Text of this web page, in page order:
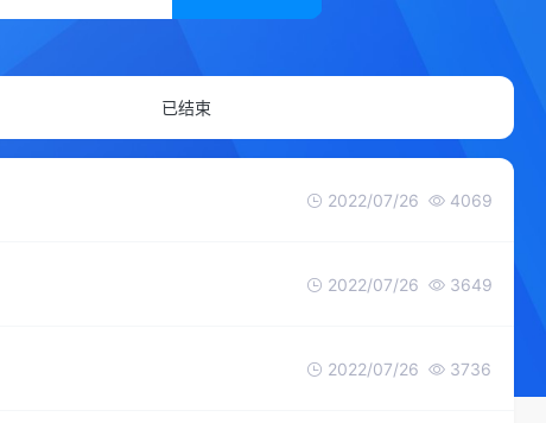
已结束
2022/07/26 4069
2022/07/26 3649
2022/07/26 3736